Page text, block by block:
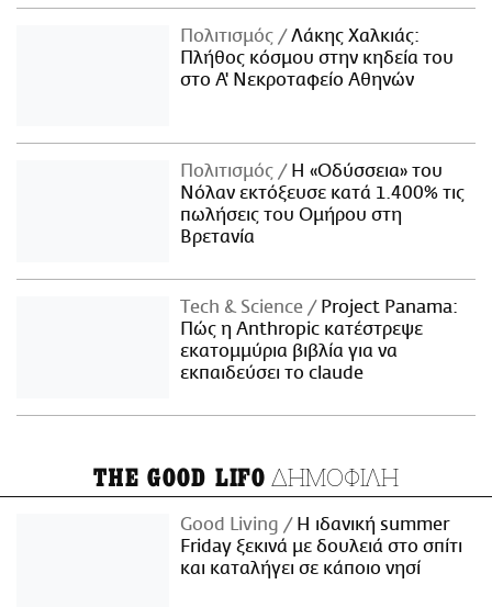
Πολιτισμός
Λάκης Χαλκιάς:
Πλήθος κόσμου στην κηδεία του
στο Α' Νεκροταφείο Αθηνών
Πολιτισμός
Η «Οδύσσεια» του
Νόλαν εκτόξευσε κατά 1.400% τις
πωλήσεις του Ομήρου στη
Βρετανία
Τech & Science
Project Panama:
Πώς η Anthropic κατέστρεψε
εκατομμύρια βιβλία για να
εκπαιδεύσει το claude
THE GOOD LIFO ΔΗΜΟΦΙΛΗ
Good Living
Η ιδανική summer
Friday ξεκινά με δουλειά στο σπίτι
και καταλήγει σε κάποιο νησί